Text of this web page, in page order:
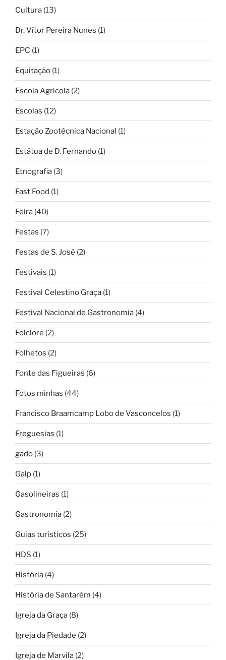
Cultura (13)
Dr. Vítor Pereira Nunes (1)
EPC (1)
Equitação (1)
Escola Agrícola (2)
Escolas (12)
Estação Zootécnica Nacional (1)
Estátua de D. Fernando (1)
Etnografia (3)
Fast Food (1)
Feira (40)
Festas (7)
Festas de S. José (2)
Festivais (1)
Festival Celestino Graça (1)
Festival Nacional de Gastronomia (4)
Folclore (2)
Folhetos (2)
Fonte das Figueiras (6)
Fotos minhas (44)
Francisco Braamcamp Lobo de Vasconcelos (1)
Freguesias (1)
gado (3)
Galp (1)
Gasolineiras (1)
Gastronomia (2)
Guias turísticos (25)
HDS (1)
História (4)
História de Santarém (4)
Igreja da Graça (8)
Igreja da Piedade (2)
Igreja de Marvila (2)